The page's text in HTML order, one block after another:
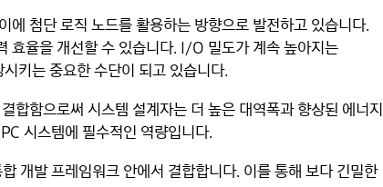
첨단 로직 노드를 활용하는 방향으로 발전하고 있습니다.
효율을 개선할 수 있습니다. I/O 밀도가 계속 높아지는
키는 중요한 수단이 되고 있습니다.
합함으로써 시스템 설계자는 더 높은 대역폭과 향상된 에너지
시스템에 필수적인 역량입니다.
개발 프레임워크 안에서 결합합니다. 이를 통해 보다 긴밀한